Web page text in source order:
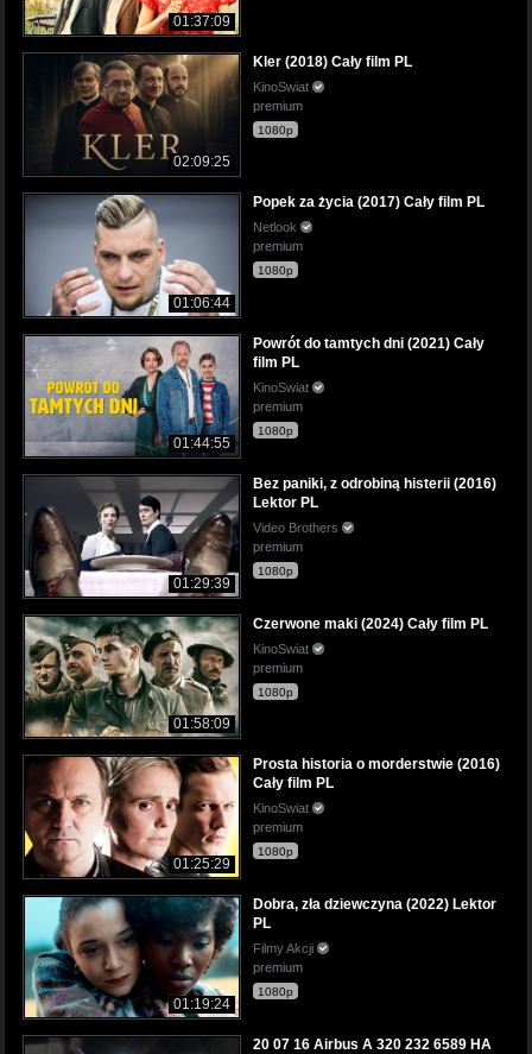
01:37:09
02:09:25
Kler (2018) Cały film PL
KinoSwiat
premium
1080p
01:06:44
Popek za życia (2017) Cały film PL
Netlook
premium
1080p
01:44:55
Powrót do tamtych dni (2021) Cały
film PL
KinoSwiat
premium
1080p
01:29:39
Bez paniki, z odrobiną histerii (2016)
Lektor PL
Video Brothers
premium
1080p
01:58:09
Czerwone maki (2024) Cały film PL
KinoSwiat
premium
1080p
01:25:29
Prosta historia o morderstwie (2016)
Cały film PL
KinoSwiat
premium
1080p
01:19:24
Dobra, zła dziewczyna (2022) Lektor
PL
Filmy Akcji
premium
1080p
20 07 16 Airbus A 320 232 6589 HA